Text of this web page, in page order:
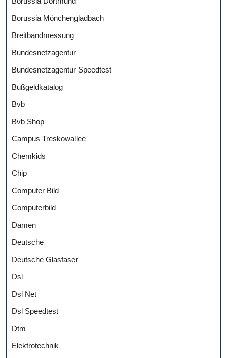
Borussia Mönchengladbach
Breitbandmessung
Bundesnetzagentur
Bundesnetzagentur Speedtest
Bußgeldkatalog
Bvb
Bvb Shop
Campus Treskowallee
Chemkids
Chip
Computer Bild
Computerbild
Damen
Deutsche
Deutsche Glasfaser
Dsl
Dsl Net
Dsl Speedtest
Dtm
Elektrotechnik